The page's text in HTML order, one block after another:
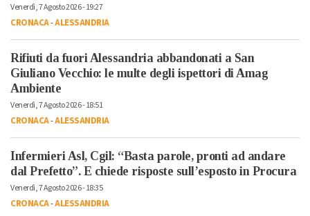
Venerdì, 7 Agosto 2026 - 19:27
CRONACA-ALESSANDRIA
Rifiuti da fuori Alessandria abbandonati a San
Giuliano Vecchio: le multe degli ispettori di Amag
Ambiente
Venerdì, 7 Agosto 2026 - 18:51
CRONACA-ALESSANDRIA
Infermieri Asl, Cgil: “Basta parole, pronti ad andare
dal Prefetto”. E chiede risposte sull’esposto in Procura
Venerdì, 7 Agosto 2026 - 18:35
CRONACA-ALESSANDRIA